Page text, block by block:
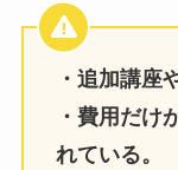
・追加講座
・費用だけ
れている。